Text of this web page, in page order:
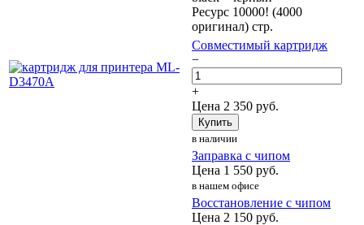
Ресурс 10000! (4000
оригинал) стр.
Совместимый картридж
−
+
Цена 2 350 руб.
Купить
в наличии
Заправка с чипом
Цена 1 550 руб.
в нашем офисе
Восстановление с чипом
Цена 2 150 руб.